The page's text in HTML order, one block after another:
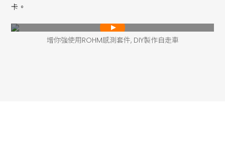
增你強使用ROHM感測套件, DIY製作自走車
卡。